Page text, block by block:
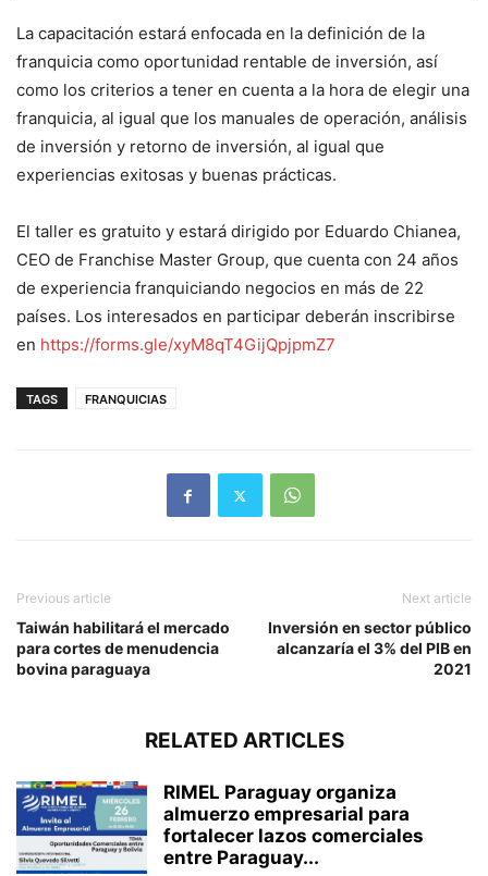
La capacitación estará enfocada en la definición de la
franquicia como oportunidad rentable de inversión, así
como los criterios a tener en cuenta a la hora de elegir una
franquicia, al igual que los manuales de operación, análisis
de inversión y retorno de inversión, al igual que
experiencias exitosas y buenas prácticas.
El taller es gratuito y estará dirigido por Eduardo Chianea,
CEO de Franchise Master Group, que cuenta con 24 años
de experiencia franquiciando negocios en más de 22
países. Los interesados en participar deberán inscribirse
en https://forms.gle/xyM8qT4GijQpjpmZ7
TAGS FRANQUICIAS
Previous article
Taiwán habilitará el mercado
para cortes de menudencia
bovina paraguaya
Next article
Inversión en sector público
alcanzaría el 3% del PIB en
2021
RELATED ARTICLES
RIMEL Paraguay organiza
almuerzo empresarial para
fortalecer lazos comerciales
entre Paraguay...